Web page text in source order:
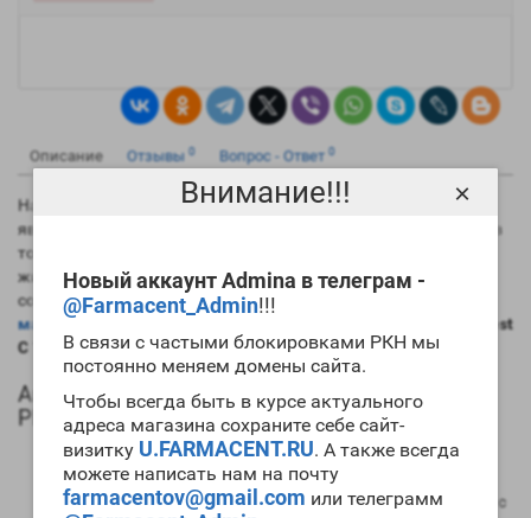
Внимание!!!
Новый аккаунт Admina в телеграм -
@Farmacent_Admin!!!
В связи с частыми блокировками РКН мы
постоянно меняем домены сайта.
Чтобы всегда быть в курсе актуального
адреса магазина сохраните себе сайт-
визитку U.FARMACENT.RU. А также всегда
можете написать нам на почту
farmacentov@gmail.com или телеграмм
×
Описание Отзывы 0 Вопрос - Ответ 0
На данный момент самым длинным эфиром тестостерона
является именно ципионат. Это хорошо в плане его силы, но в
то же время вызывает сильную задержку в организме
жидкости. Практически всегда препарат используется в
сочетании с другими ААС. Если вам необходим
массонаборный цикл
купить Test
C 10ml Magnus Pharmaceuticals.
Анаболический профиль Test C 10ml Magnus
Pharmaceuticals
Анаболическая активность – 100 процентов в
сравнении мужским гормоном;
Андрогенная активность – 100 процентов в сравнении с